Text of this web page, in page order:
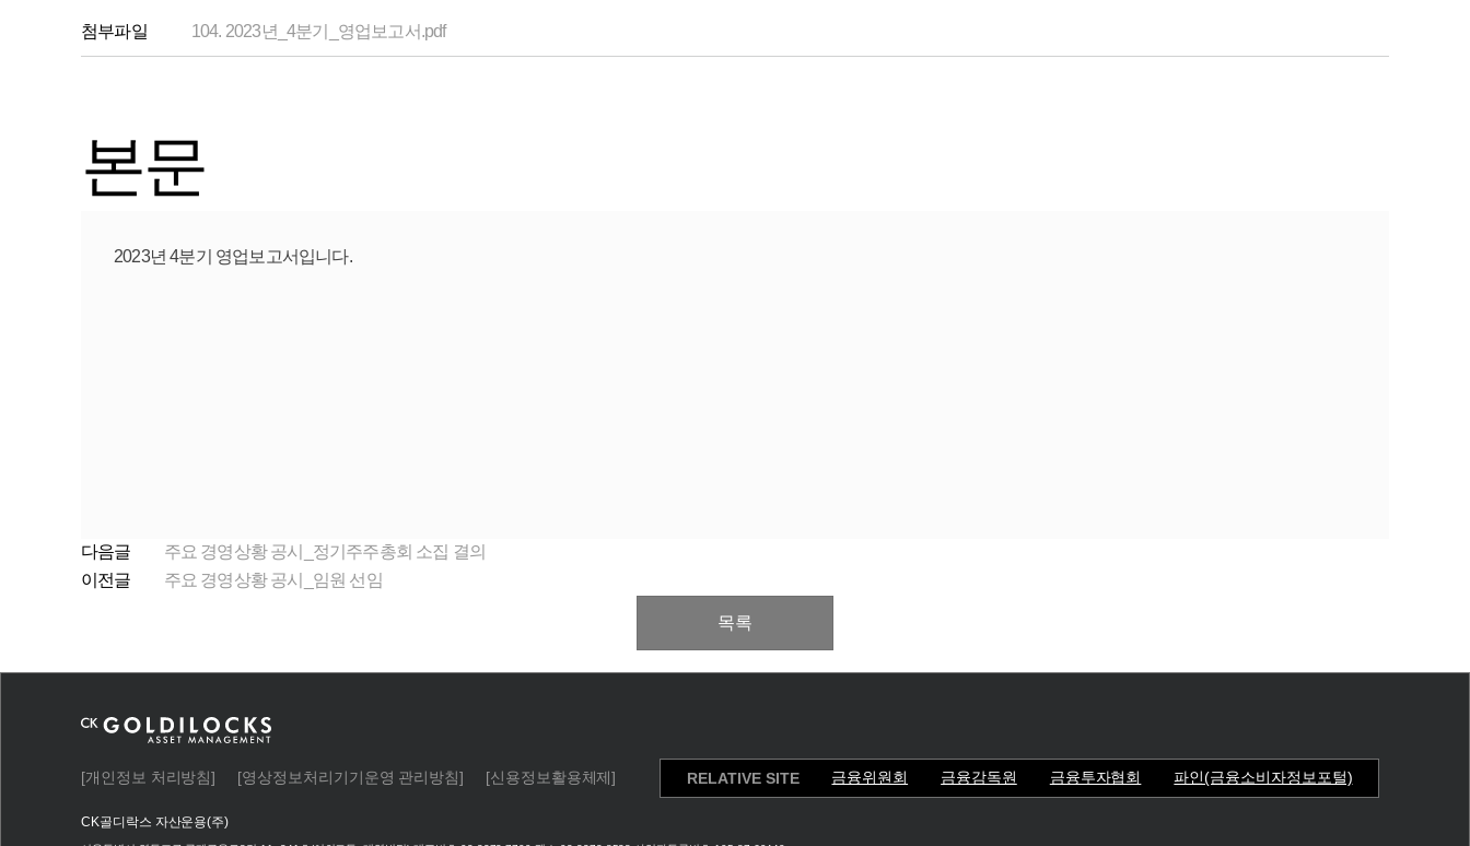
첨부파일 104. 2023년_4분기_영업보고서.pdf
본문
2023년 4분기 영업보고서입니다.
다음글
주요 경영상황 공시_정기주주총회 소집 결의
이전글
주요 경영상황 공시_임원 선임
목록
[개인정보 처리방침] [영상정보처리기기운영 관리방침] [신용정보활용체제] RELATIVE SITE 금융위원회 금융감독원 금융투자협회 파인(금융소비자정보포털)
CK골디락스 자산운용(주)